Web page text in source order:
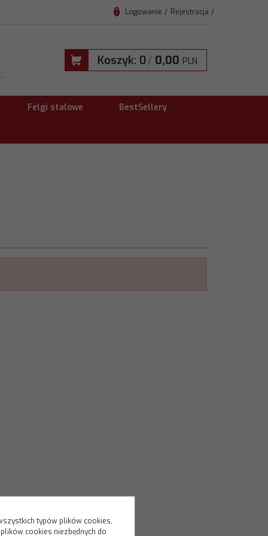
Logowanie Rejestracja
Koszyk: 0 / 0,00 PLN
Felgi stalowe BestSellery
typów plików cookies,
cookies niezbędnych do